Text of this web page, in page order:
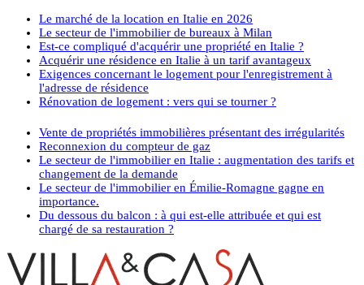
Le marché de la location en Italie en 2026
Le secteur de l'immobilier de bureaux à Milan
Est-ce compliqué d'acquérir une propriété en Italie ?
Acquérir une résidence en Italie à un tarif avantageux
Exigences concernant le logement pour l'enregistrement à
l'adresse de résidence
Rénovation de logement : vers qui se tourner ?
Vente de propriétés immobilières présentant des irrégularités
Reconnexion du compteur de gaz
Le secteur de l'immobilier en Italie : augmentation des tarifs et
changement de la demande
Le secteur de l'immobilier en Émilie-Romagne gagne en
importance.
Du dessous du balcon : à qui est-elle attribuée et qui est
chargé de sa restauration ?